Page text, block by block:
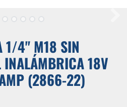
1/4" M18 SIN
INALÁMBRICA 18V
(2866-22)